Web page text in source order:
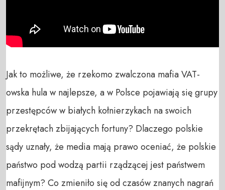
Jak to możliwe, że rzekomo zwalczona mafia VAT-
owska hula w najlepsze, a w Polsce pojawiają się grupy
przestępców w białych kołnierzykach na swoich
przekrętach zbijających fortuny? Dlaczego polskie
sądy uznały, że media mają prawo oceniać, że polskie
państwo pod wodzą partii rządzącej jest państwem
mafijnym? Co zmieniło się od czasów znanych nagrań